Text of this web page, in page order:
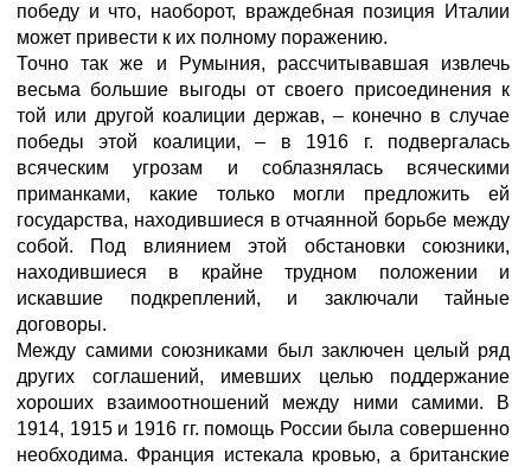
победу и что, наоборот, враждебная позиция Италии
может привести к их полному поражению.
Точно так же и Румыния, рассчитывавшая извлечь
весьма большие выгоды от своего присоединения к
той или другой коалиции держав, – конечно в случае
победы этой коалиции, – в 1916 г. подвергалась
всяческим угрозам и соблазнялась всяческими
приманками, какие только могли предложить ей
государства, находившиеся в отчаянной борьбе между
собой. Под влиянием этой обстановки союзники,
находившиеся в крайне трудном положении и
искавшие подкреплений, и заключали тайные
договоры.
Между самими союзниками был заключен целый ряд
других соглашений, имевших целью поддержание
хороших взаимоотношений между ними самими. В
1914, 1915 и 1916 гг. помощь России была совершенно
необходима. Франция истекала кровью, а британские